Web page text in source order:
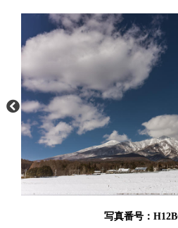
写真番号：